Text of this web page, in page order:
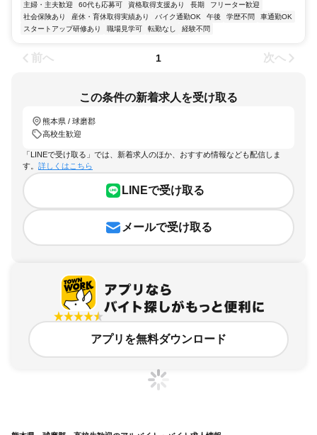
主婦・主夫歓迎
60代も応募可 資格取得支援あり 長期
フリーター歓迎
社会保険あり
産休・育休取得実績あり バイク通勤OK 午後 学歴不問
車通勤OK
スタートアップ研修あり
職場見学可 転勤なし 経験不問
前へ 1 次へ
この条件の新着求人を受け取る
熊本県 / 球磨郡
高校生歓迎
「LINEで受け取る」では、新着求人のほか、おすすめ情報なども配信しま
す。 詳しくはこちら
LINEで受け取る
メールで受け取る
アプリを無料ダウンロード